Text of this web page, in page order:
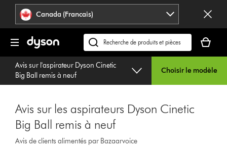
Veuillez
ou
appuyer
Entrée
navigation.
Déclaration
relative
à
l’accessibilité
Canada (Francais)
Recherchez
des
produits
support
sur
notre
site
panier
est
vide.
Avis sur l'aspirateur Dyson Cinetic
Big Ball remis à neuf
Choisir le modèle
Avis sur les aspirateurs Dyson Cinetic
Big Ball remis à neuf
Avis de clients alimentés par Bazaarvoice